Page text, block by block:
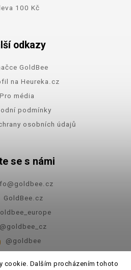
cookie. Dalším procházením tohoto
100 Kč
odkazy
GoldBee
na Heureka.cz
Pro média
podmínky
osobních údajů
se s námi
@goldbee.cz
GoldBee.cz
@goldbee_cz
@goldbee
8:00-14:00